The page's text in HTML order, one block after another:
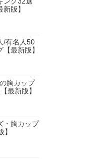
版】
/有名人50
最新版】
胸カップ
最新版】
・胸カップ